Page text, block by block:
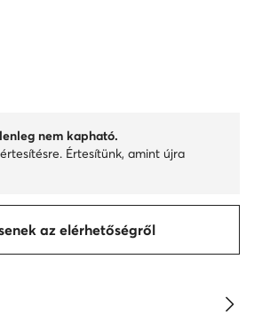
nem kapható.
Értesítünk, amint újra
az elérhetőségről